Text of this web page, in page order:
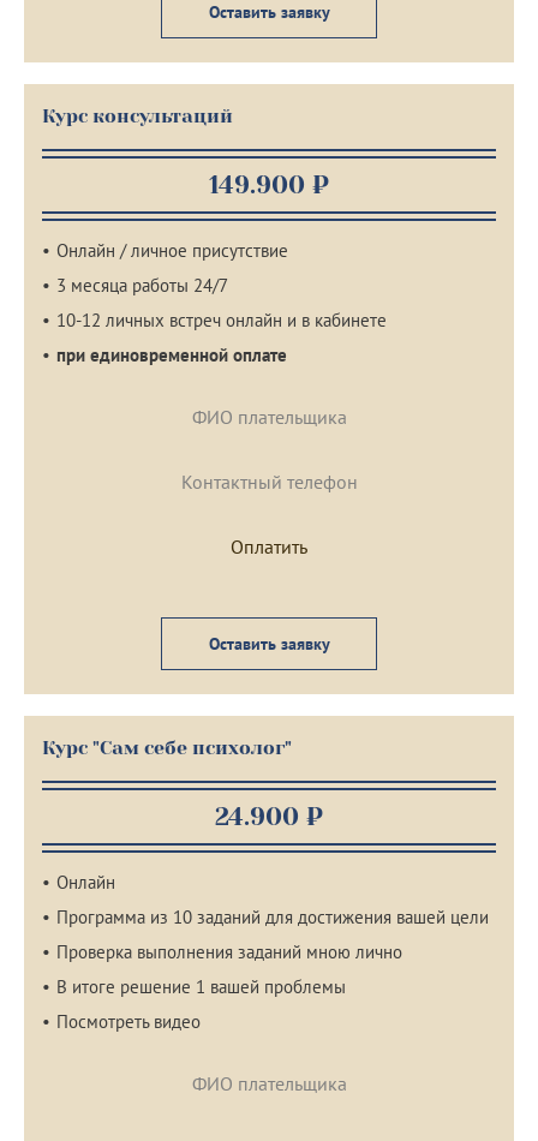
Оставить заявку
Курс консультаций
149.900 ₽
Онлайн / личное присутствие
3 месяца работы 24/7
10-12 личных встреч онлайн и в кабинете
при единовременной оплате
Оставить заявку
Курс "Сам себе психолог"
24.900 ₽
Онлайн
Программа из 10 заданий для достижения вашей цели
Проверка выполнения заданий мною лично
В итоге решение 1 вашей проблемы
Посмотреть видео